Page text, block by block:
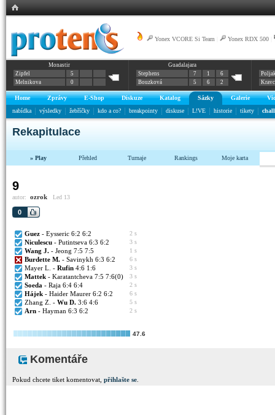
Yonex VCORE Si Team Yonex RDX 500
Monastir
Zipfel
5
Melnikova
0
Guadalajara
Stephens
7 1
6
Bouzková
5 6 2
Home Zprávy E-Shop Diskuze Katalog Sázky Galerie
nabídka
výsledky žebříčky kdo a co? breakpointy diskuse L!VE historie tikety
Rekapitulace
» Play Přehled Turnaje Rankings Moje karta
9
autor: ozrok Led 13
0
Guez - Eysseric 6:2 6:2 2 s
Niculescu - Putintseva 6:3 6:2 3 s
Wang J. - Jeong 7:5 7:5 1 s
Burdette M. - Savinykh 6:3 6:2 6 s
Mayer L. - Rufin 4:6 1:6 3 s
Mattek - Karatantcheva 7:5 7:6(0) 3 s
Soeda - Raja 6:4 6:4 2 s
Hájek - Haider Maurer 6:2 6:2 6 s
Zhang Z. - Wu D. 3:6 4:6 5 s
Arn - Hayman 6:3 6:2 2 s
47.6
Komentáře
Pokud chcete tiket komentovat, přihlašte se